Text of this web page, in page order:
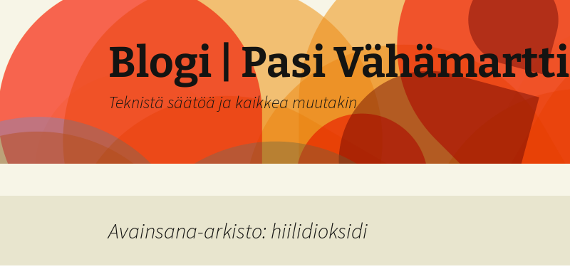
sisältöön
Blogi | Pasi Vähämartti
Teknistä säätöä ja kaikkea muutakin
Avainsana-arkisto: hiilidioksidi